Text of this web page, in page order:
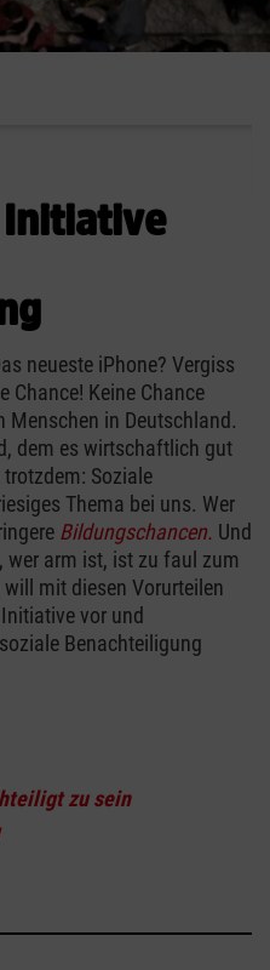
Initiative
neueste iPhone? Vergiss
Chance! Keine Chance
Menschen in Deutschland.
dem es wirtschaftlich gut
Soziale
Thema bei uns. Wer
Bildungschancen. Und
wer arm ist, ist zu faul zum
will mit diesen Vorurteilen
vor und
Benachteiligung
zu sein